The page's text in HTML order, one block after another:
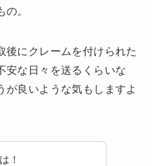
の。
後にクレームを付けられた
安な日々を送るくらいな
が良いような気もしますよ
！